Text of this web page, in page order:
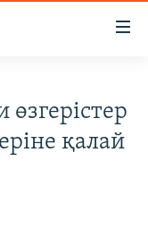
қалай